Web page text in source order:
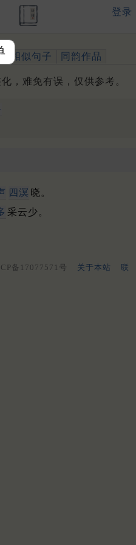
登录
相似句子 同韵作品
，难免有误，仅供参考。
四溟 晓。
采云少。
备17077571号 关于本站
联